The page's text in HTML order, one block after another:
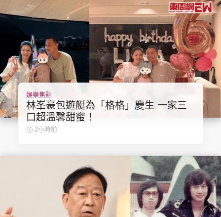
親子王 Oh!爸媽 JobMarket
頭條搵工
Copyright © 東周網 版權所有 . 不得轉載
娛樂焦點
林峯豪包遊艇為「格格」慶生 一家三
口超溫馨甜蜜！
2小時前